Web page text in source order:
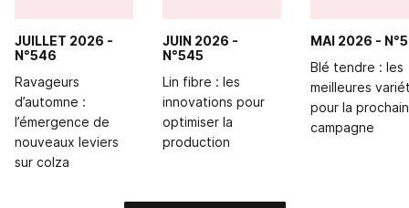
JUILLET 2026 -
N°546
Ravageurs
d’automne :
l’émergence de
nouveaux leviers
sur colza
JUIN 2026 -
N°545
Lin fibre : les
innovations pour
optimiser la
production
MAI 2026 -
Blé tendre : les
meilleures
pour la
campagne